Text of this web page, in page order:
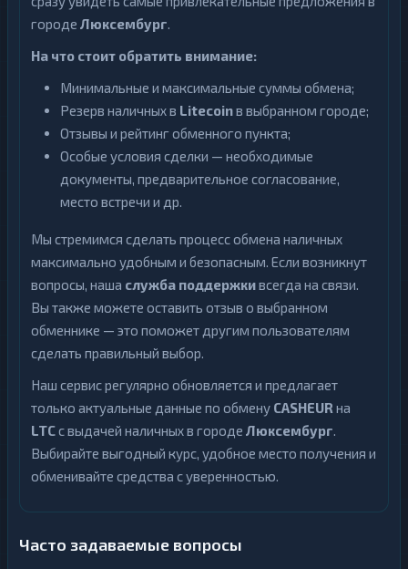
городе Люксембург.
На что стоит обратить внимание:
Минимальные и максимальные суммы обмена;
Резерв наличных в Litecoinв выбранном городе;
Отзывы и рейтинг обменного пункта;
Особые условия сделки — необходимые
документы, предварительное согласование,
место встречи и др.
Мы стремимся сделать процесс обмена наличных
максимально удобным и безопасным. Если возникнут
вопросы, наша служба поддержкивсегда на связи.
Вы также можете оставить отзыв о выбранном
обменнике — это поможет другим пользователям
сделать правильный выбор.
Наш сервис регулярно обновляется и предлагает
только актуальные данные по обмену CASHEUR на
LTCс выдачей наличных в городе Люксембург.
Выбирайте выгодный курс, удобное место получения и
обменивайте средства с уверенностью.
Часто задаваемые вопросы